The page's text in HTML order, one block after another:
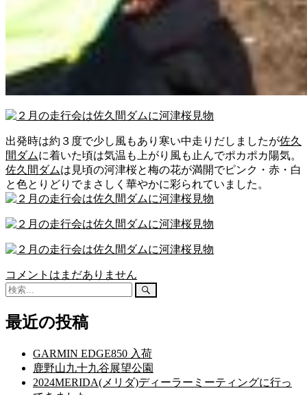
出発時は約３度で少し風もあり寒い中走りだしましたが佐久
間ダムに着いた頃は気温も上がり風も止んでポカポカ陽気。
佐久間ダムは見頃の河津桜と梅の花が満開でピンク・赤・白
と色とりどりでまさしく華やかに彩られていました。
コメントはまだありません
検
検
最近の投稿
GARMIN EDGE850 入荷
鹿野山九十九谷展望公園
2024MERIDA(メリダ)ディーラーミーティングに行っ